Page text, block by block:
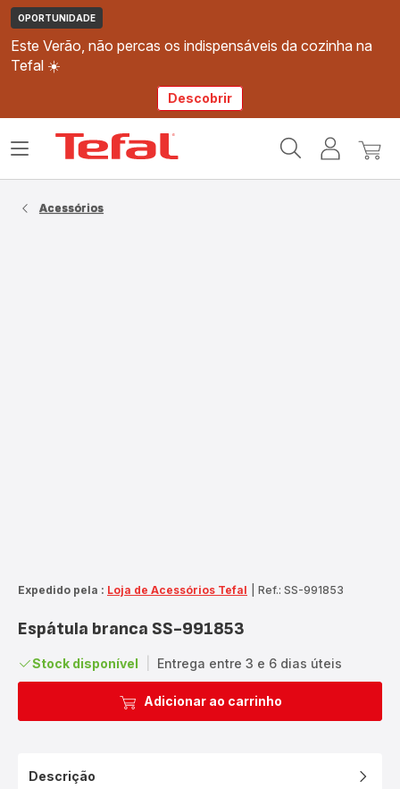
OPORTUNIDADE
Este Verão, não percas os indispensáveis da cozinha na
Tefal ☀️
Descobrir
Tefal
O
Abrir
Acessórios
Expedido pela : Loja de Acessórios Tefal Ref.: SS-991853
Espátula branca SS-991853
Stock disponível Entrega entre 3 e 6 dias úteis
Adicionar ao carrinho
Descrição